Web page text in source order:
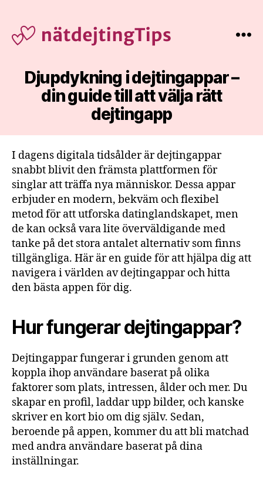
TipsDjupdykning i dejtingappar –
din guide till att välja rätt
dejtingapp
I dagens digitala tidsålder är dejtingappar
snabbt blivit den främsta plattformen för
singlar att träffa nya människor. Dessa appar
erbjuder en modern, bekväm och flexibel
metod för att utforska datinglandskapet, men
de kan också vara lite överväldigande med
tanke på det stora antalet alternativ som finns
tillgängliga. Här är en guide för att hjälpa dig att
navigera i världen av dejtingappar och hitta
den bästa appen för dig.
Hur fungerar dejtingappar?
Dejtingappar fungerar i grunden genom att
koppla ihop användare baserat på olika
faktorer som plats, intressen, ålder och mer. Du
skapar en profil, laddar upp bilder, och kanske
skriver en kort bio om dig själv. Sedan,
beroende på appen, kommer du att bli matchad
med andra användare baserat på dina
inställningar.